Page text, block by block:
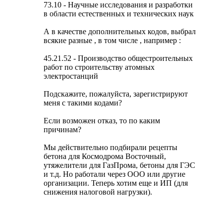
73.10 - Научные исследования и разработки
в области естественных и технических наук
А в качестве дополнительных кодов, выбрал
всякие разные , в том числе , например :
45.21.52 - Производство общестроительных
работ по строительству атомных
электростанций
Подскажите, пожалуйста, зарегистрируют
меня с такими кодами?
Если возможен отказ, то по каким
причинам?
Мы действительно подбирали рецепты
бетона для Космодрома Восточный,
утяжелители для ГазПрома, бетоны для ГЭС
и т.д. Но работали через ООО или другие
организации. Теперь хотим еще и ИП (для
снижения налоговой нагрузки).